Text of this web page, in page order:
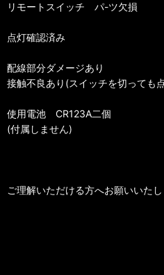
リモートスイッチ パ-ツ欠損
点灯確認済み
配線部分ダメージあり
接触不良あり(スイッチを切っても
使用電池 CR123A二個
(付属しません)
ご理解いただける方へお願いいたし